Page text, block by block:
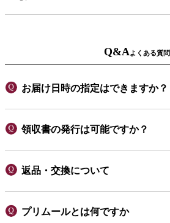
Q&Aよくある質問
お届け日時の指定はできますか？
領収書の発行は可能ですか？
返品・交換について
プリムールとは何ですか